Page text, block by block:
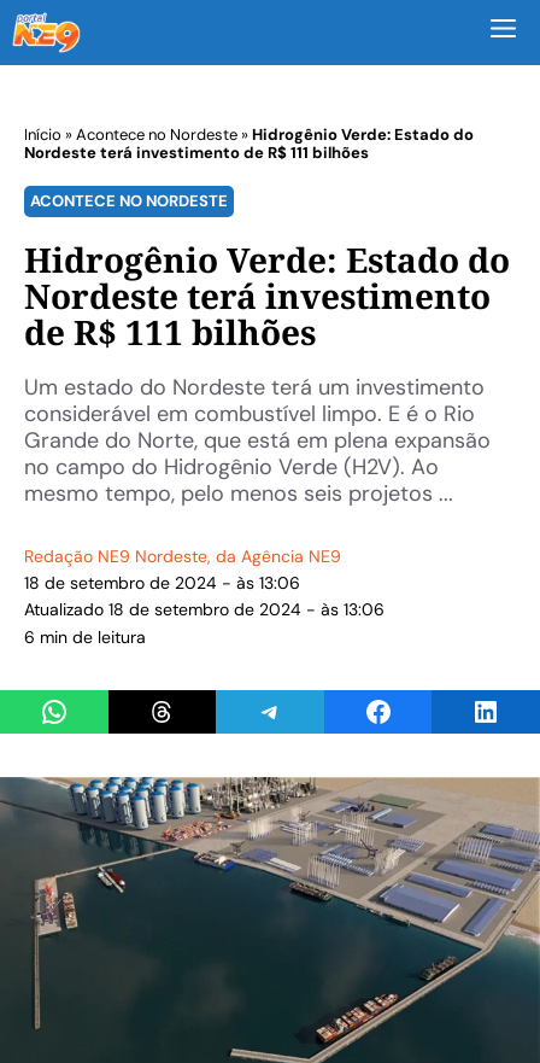
Início »Acontece no Nordeste»Hidrogênio Verde: Estado do
Nordeste terá investimento de R$ 111 bilhões
ACONTECE NO NORDESTE
Hidrogênio Verde: Estado do
Nordeste terá investimento
de R$ 111 bilhões
Um estado do Nordeste terá um investimento
considerável em combustível limpo. E é o Rio
Grande do Norte, que está em plena expansão
no campo do Hidrogênio Verde (H2V). Ao
mesmo tempo, pelo menos seis projetos ...
Redação NE9 Nordeste, da Agência NE9
18 de setembro de 2024 - às 13:06
Atualizado 18 de setembro de 2024 - às 13:06
6 min de leitura
Share on WhatsAppShare on ThreadsShare on TelegramShare on Facebook